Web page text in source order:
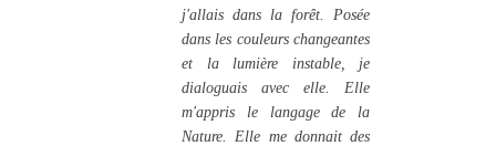
j'allais dans la forêt. Posée
dans les couleurs changeantes
et la lumière instable, je
dialoguais avec elle. Elle
m'appris le langage de la
Nature. Elle me donnait des